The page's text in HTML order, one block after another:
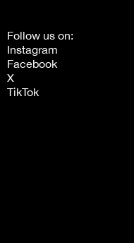
Follow us on:
Instagram
Facebook
X
TikTok